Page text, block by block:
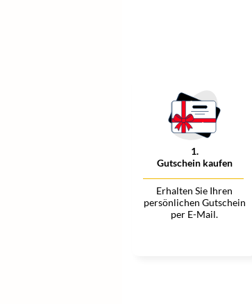
1.
Gutschein kaufen
Erhalten Sie Ihren
persönlichen Gutschein
per E-Mail.